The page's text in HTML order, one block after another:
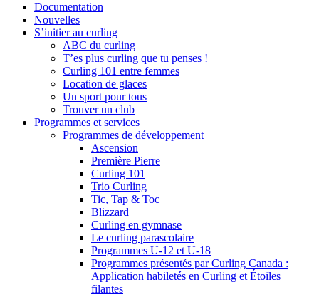
Documentation
Nouvelles
S’initier au curling
ABC du curling
T’es plus curling que tu penses !
Curling 101 entre femmes
Location de glaces
Un sport pour tous
Trouver un club
Programmes et services
Programmes de développement
Ascension
Première Pierre
Curling 101
Trio Curling
Tic, Tap & Toc
Blizzard
Curling en gymnase
Le curling parascolaire
Programmes U-12 et U-18
Programmes présentés par Curling Canada :
Application habiletés en Curling et Étoiles
filantes